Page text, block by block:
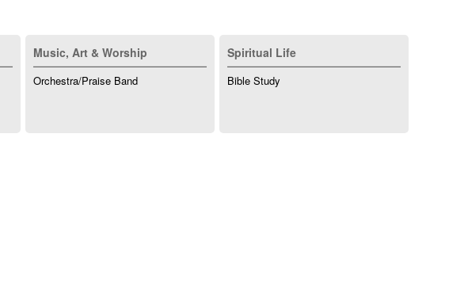
Music, Art & Worship
Orchestra/Praise Band
Spiritual Life
Bible Study